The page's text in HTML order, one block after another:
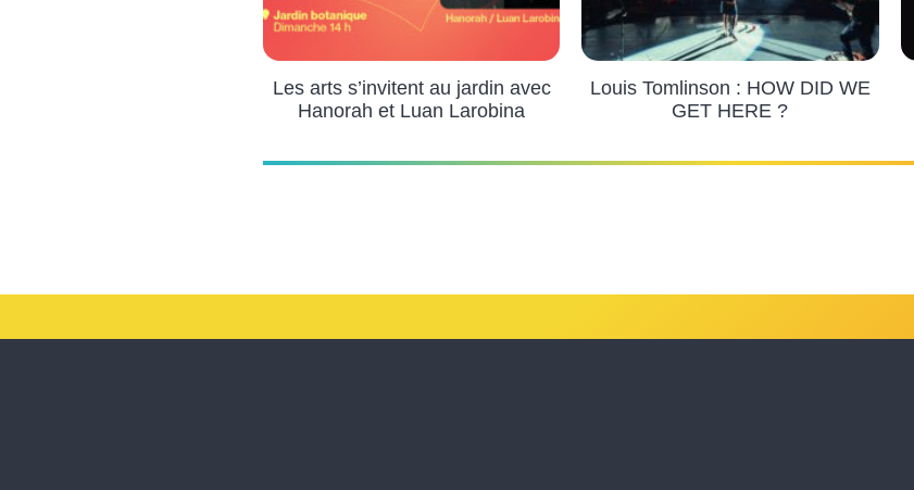
Les arts s’invitent au jardin avec
Hanorah et Luan Larobina
Louis Tomlinson : HOW DID WE
GET HERE ?